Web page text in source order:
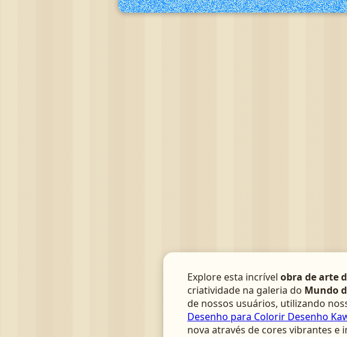
Explore esta incrível obra de arte
criatividade na galeria do Mundo
de nossos usuários, utilizando
Desenho para Colorir Desenho
nova através de cores vibrantes e